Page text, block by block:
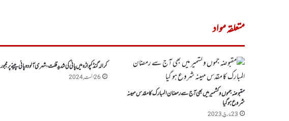
متعلقہ مواد
مقبوضہ جموں وکشمیر میں بھی آج سے رمضان المبارک کا مقدس مہینہ
شروع ہو گیا
23 مارچ, 2023
کرالہ گنڈ کپواڑہ میں پانی کی شدید قلت، شہری آلودہ پانی پینے پر مجبور
26 اگست, 2024